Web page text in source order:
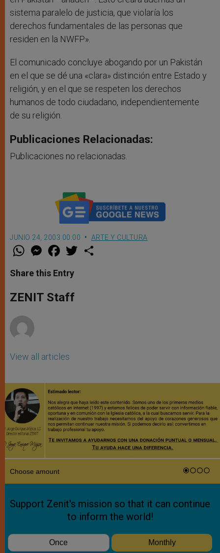
sistema paralelo de justicia, que violaría los
derechos fundamentales de las personas que
residen en la NWFP».
El comunicado concluye abogando por un Pakistán
en el que se dé una «clara» distinción entre Estado y
religión, y en el que se respeten los derechos
humanos de todo ciudadano, independientemente
de su religión.
Publicaciones Relacionadas:
Publicaciones no relacionadas.
JUNIO 24, 2003 00:00 ARTE Y CULTURA
W
t
s
p
p
M
e
s
e
g
e
F
a
e
b
o
k
w
Share this Entry
ZENIT Staff
View all articles